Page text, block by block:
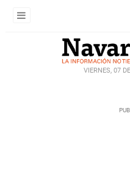
VIERNES, 07